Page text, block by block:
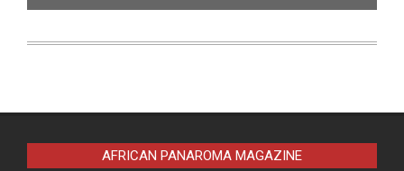
AFRICAN PANAROMA MAGAZINE